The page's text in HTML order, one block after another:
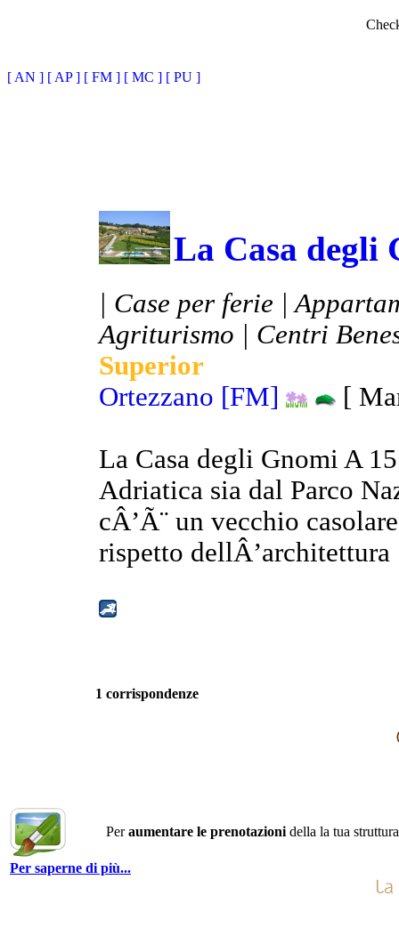
[ AN ] [ AP ] [ FM ] [ MC ] [ PU ]
La Casa degli
| Case per ferie |
Agriturismo | Centri
Superior
Ortezzano [FM]
[
La Casa degli Gnomi A
Adriatica sia dal Parco
cÂ’Ã¨ un vecchio
rispetto dellÂ’architettura
1 corrispondenze
Peraumentare le prenotazioni della la tua
Per saperne di più...